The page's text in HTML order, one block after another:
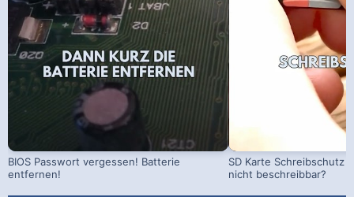
BIOS Passwort vergessen! Batterie
entfernen!
SD Karte Schreibschutz
nicht beschreibbar?